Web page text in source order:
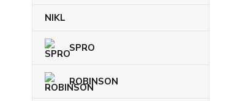
NIKL
SPRO
ROBINSON